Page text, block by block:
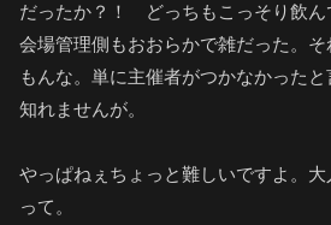
だったか？！ どっちもこっそり飲ん
会場管理側もおおらかで雑だった。
もんな。単に主催者がつかなかった
知れませんが。
やっぱねぇちょっと難しいですよ。
って。